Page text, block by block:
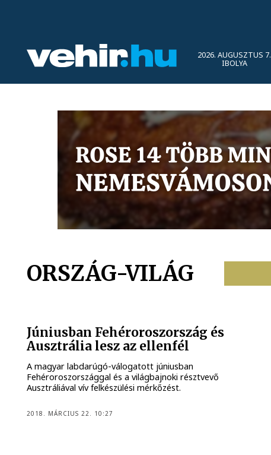
2026. AUGUSZTUS 7.
IBOLYA
ORSZÁG-VILÁG
Júniusban Fehéroroszország és
Ausztrália lesz az ellenfél
A magyar labdarúgó-válogatott júniusban
Fehéroroszországgal és a világbajnoki résztvevő
Ausztráliával vív felkészülési mérkőzést.
2018. MÁRCIUS 22. 10:27